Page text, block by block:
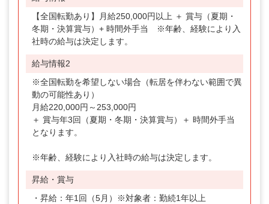
【全国転勤あり】月給250,000円以上 ＋ 賞与（夏期・
冬期・決算賞与）+ 時間外手当 ※年齢、経験により入
社時の給与は決定します。
給与情報2
※全国転勤を希望しない場合（転居を伴わない範囲で異
動の可能性あり）
月給220,000円～253,000円
＋ 賞与年3回（夏期・冬期・決算賞与）＋ 時間外手当
となります。
※年齢、経験により入社時の給与は決定します。
昇給・賞与
・昇給：年1回（5月）※対象者：勤続1年以上